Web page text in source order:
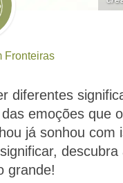
Fronteiras
diferentes
emoções que
já sonhou com
descubra
grande!